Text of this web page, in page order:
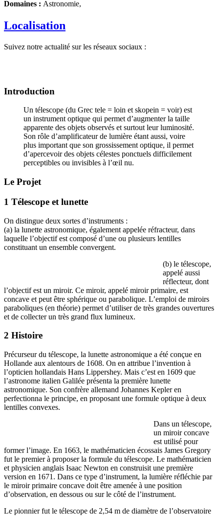
Domaines : Astronomie,
Localisation
Suivez notre actualité sur les réseaux sociaux :
Introduction
Un télescope (du Grec tele = loin et skopein = voir) est
un instrument optique qui permet d’augmenter la taille
apparente des objets observés et surtout leur luminosité.
Son rôle d’amplificateur de lumière étant aussi, voire
plus important que son grossissement optique, il permet
d’apercevoir des objets célestes ponctuels difficilement
perceptibles ou invisibles à l’œil nu.
Le Projet
1 Télescope et lunette
On distingue deux sortes d’instruments :
(a) la lunette astronomique, également appelée réfracteur, dans
laquelle l’objectif est composé d’une ou plusieurs lentilles
constituant un ensemble convergent.
(b) le télescope,
appelé aussi
réflecteur, dont
l’objectif est un miroir. Ce miroir, appelé miroir primaire, est
concave et peut être sphérique ou parabolique. L’emploi de miroirs
paraboliques (en théorie) permet d’utiliser de très grandes ouvertures
et de collecter un très grand flux lumineux.
2 Histoire
Précurseur du télescope, la lunette astronomique a été conçue en
Hollande aux alentours de 1608. On en attribue l’invention à
l’opticien hollandais Hans Lippershey. Mais c’est en 1609 que
l’astronome italien Galilée présenta la première lunette
astronomique. Son confrère allemand Johannes Kepler en
perfectionna le principe, en proposant une formule optique à deux
lentilles convexes.
Dans un télescope,
un miroir concave
est utilisé pour
former l’image. En 1663, le mathématicien écossais James Gregory
fut le premier à proposer la formule du télescope. Le mathématicien
et physicien anglais Isaac Newton en construisit une première
version en 1671. Dans ce type d’instrument, la lumière réfléchie par
le miroir primaire concave doit être amenée à une position
d’observation, en dessous ou sur le côté de l’instrument.
Le pionnier fut le télescope de 2,54 m de diamètre de l’observatoire